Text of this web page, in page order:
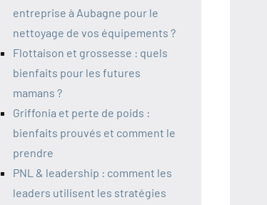
entreprise à Aubagne pour le
nettoyage de vos équipements ?
Flottaison et grossesse : quels
bienfaits pour les futures
mamans ?
Griffonia et perte de poids :
bienfaits prouvés et comment le
prendre
PNL & leadership : comment les
leaders utilisent les stratégies